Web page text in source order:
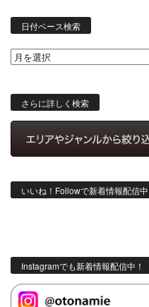
日付ベース検索
ス
索
さらに詳しく検索
いいね！Followで新着情報配信中
Instagramでも新着情報配信中！